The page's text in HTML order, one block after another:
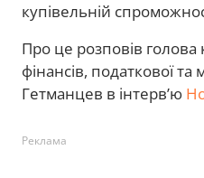
купівельній
Про це розповів голова
фінансів, податкової
Гетманцев в інтерв’ю
Реклама